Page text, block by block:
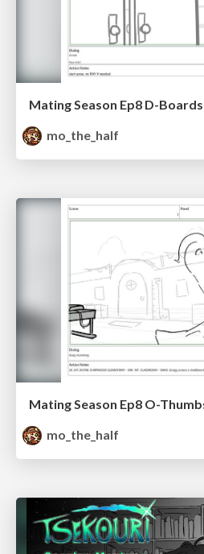
Mating Season Ep8 D-Boards
mo_the_half
Mating Season Ep8 O-
mo_the_half